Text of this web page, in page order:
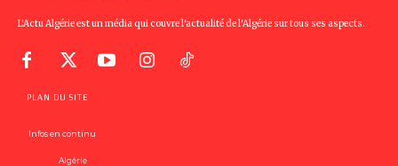
L'Actu Algérie est un média qui couvre l'actualité de l'Algérie sur tous ses aspects.
PLAN DU SITE
Infos en continu
Algérie